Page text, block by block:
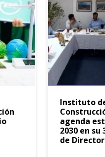
Instituto
agenda
2030 en su
de